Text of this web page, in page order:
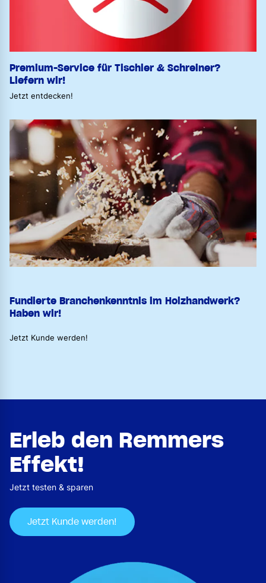
Premium-Service für Tischler & Schreiner?
Liefern wir!
Jetzt entdecken!
Fundierte Branchenkenntnis im Holzhandwerk?
Haben wir!
Jetzt Kunde werden!
Erleb den Remmers
Effekt!
Jetzt testen & sparen
Jetzt Kunde werden!